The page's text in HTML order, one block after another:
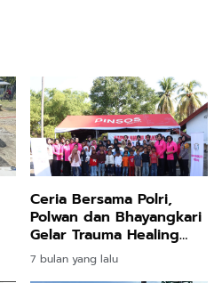
Ceria Bersama Polri,
Polwan dan Bhayangkari
Gelar Trauma Healing
Anak Terdampak Banjir
7 bulan yang lalu